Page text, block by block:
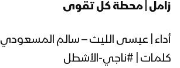
1443هـ
زامل | محطة كل تقوى
أداء | عيسى الليث – سالم المسعودي
كلمات | #ناجي-الأشطل